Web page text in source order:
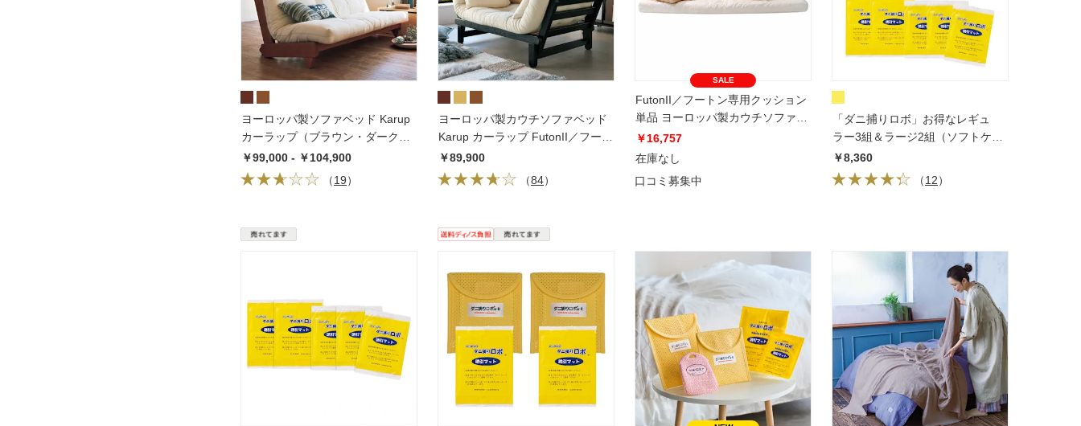
ヨーロッパ製ソファベッド Karup
カーラップ（ブラウン・ダークブ
ラウン）
￥99,000 - ￥104,900
（19）
ヨーロッパ製カウチソファベッド
Karup カーラップ FutonII／フート
ン
￥89,900
（84）
SALE
FutonII／フートン専用クッション
単品 ヨーロッパ製カウチソファ
ベッド Karup カーラップ
￥16,757
在庫なし
口コミ募集中
「ダニ捕りロボ」お得なレギュ
ラー3組＆ラージ2組（ソフトケー
ス） 日革研究所
￥8,360
（12）